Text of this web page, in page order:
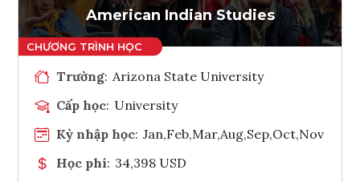
American Indian Studies
Trường: Arizona State University
Cấp học: University
Kỳ nhập học: Jan,Feb,Mar,Aug,Sep,Oct,Nov
Học phí: 34,398 USD